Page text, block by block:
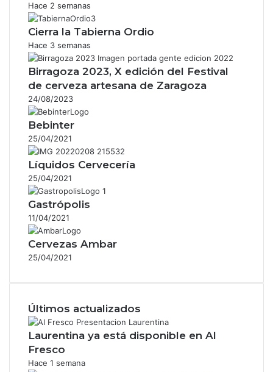
Hace 2 semanas
Cierra la Tabierna Ordio
Hace 3 semanas
Birragoza 2023, X edición del Festival
de cerveza artesana de Zaragoza
24/08/2023
Bebinter
25/04/2021
Líquidos Cervecería
25/04/2021
Gastrópolis
11/04/2021
Cervezas Ambar
25/04/2021
Últimos actualizados
Laurentina ya está disponible en Al
Fresco
Hace 1 semana